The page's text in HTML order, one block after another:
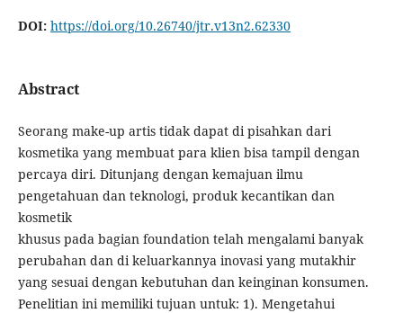
DOI: https://doi.org/10.26740/jtr.v13n2.62330
Abstract
Seorang make-up artis tidak dapat di pisahkan dari
kosmetika yang membuat para klien bisa tampil dengan
percaya diri. Ditunjang dengan kemajuan ilmu
pengetahuan dan teknologi, produk kecantikan dan
kosmetik
khusus pada bagian foundation telah mengalami banyak
perubahan dan di keluarkannya inovasi yang mutakhir
yang sesuai dengan kebutuhan dan keinginan konsumen.
Penelitian ini memiliki tujuan untuk: 1). Mengetahui